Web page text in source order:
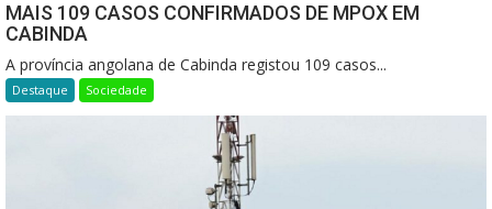
MAIS 109 CASOS CONFIRMADOS DE MPOX EM
CABINDA
A província angolana de Cabinda registou 109 casos...
Destaque Sociedade